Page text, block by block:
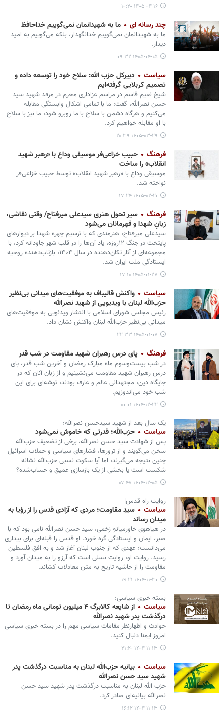
۱۴۰۵-۰۴-۱۶ ۱۰:۲۰
چند رسانه ای ما به شهیدانمان نمی‌گوییم خداحافظ
ما به شهیدانمان نمی‌گوییم خدانگهدار، بلکه می‌گوییم به امید
دیدار.
۱۴۰۵-۰۴-۱۵ ۰۹:۳۲
سیاست
دبیرکل حزب الله: سلاح خود را توسعه داده‌ و
تصمیم کربلایی گرفته‌ایم
شیخ نعیم قاسم در مراسم عزاداری محرم در مرقد شهید سید
حسن نصرالله، گفت: ما با تمامی اشکال وابستگی مقابله
می‌کنیم و هرگاه دشمن با سلاح با ما روبرو شود، ما نیز با سلاح
با او مقابله خواهیم کرد.
۱۴۰۵-۰۳-۲۹ ۲۰:۳۹
فرهنگ
حبیب خزاعی‌فر موسیقی وداع با «رهبر شهید
انقلاب» را ساخت
موسیقی وداع با «رهبر شهید انقلاب» توسط حبیب خزاعی‌فر
نواخته شد.
۱۴۰۵-۰۲-۲۰ ۱۷:۲۴
فرهنگ
سیر تحول هنری سیدعلی میرفتاح/ وقتی نقاشی،
زبانِ شهدا و قهرمانان می‌شود
سیدعلی میرفتاح، هنرمندی که با ترسیم چهره شهدا بر دیوارهای
پایتخت در جنگ ۱۲روزه، یاد آن‌ها را در قلب شهر جاودانه کرد، با
مجموعه‌ای از آثار تکان‌دهنده در سال ۱۴۰۴، بازتاب‌دهنده روحیه
ایستادگی ملت ایران شد.
۱۴۰۵-۰۱-۲۷ ۱۷:۱۰
سیاست
واکنش قالیباف به موفقیت‌های میدانی بی‌نظیر
حزب‌الله لبنان با ویدیویی از شهید نصرالله
رئیس مجلس شورای اسلامی با انتشار ویدئویی به موفقیت‌های
میدانی بی‌نظیر حزب‌الله لبنان واکنش نشان داد.
۱۴۰۵-۰۱-۰۷ ۲۲:۳۳
فرهنگ پای درس رهبران شهید مقاومت در شب قدر
در شب بیست‌وسوم ماه مبارک رمضان و آخرین شب قدر، پای
درس رهبران شهید مقاومت می‌نشینیم و از زبان آنان که در
جایگاه دین، مجتهدانی عالم و عارف بودند، توشه‌ای برای این
شب خود می‌اندوزیم.
۱۴۰۴-۱۲-۲۲ ۰۰:۰۱
یک سال بعد از شهید سیدحسن نصرالله؛
سیاست حزب‌الله؛ قدرتی که خاموش نمی‌شود
پس از شهادت سید حسن نصرالله، برخی از تضعیف حزب‌الله
سخن می‌گویند و از ترورها، فشارهای سیاسی و حملات اسرائیل
چنین نتیجه می‌گیرند، اما آیا سکوت نسبی حزب‌الله نشانه
شکست است یا بخشی از یک بازسازی عمیق و حساب‌شده؟
۱۴۰۴-۱۲-۰۵ ۰۷:۴۸
روایت راه قدس|
سیاست
سیدِ مقاومت؛ مردی که آزادی قدس را از رؤیا به
میدان رساند
در هیاهوی خاورمیانهِ زخمی، سید حسن نصرالله نامی بود که با
صبر، ایمان و ایستادگی گره خورد. او قدس را قبله‌ای برای بیداری
می‌دانست؛ عهدی که از جنوب لبنان آغاز شد و به افق فلسطین
رسید. روایت او، روایت نسلی است که آرزو را به میدان آورد و
مقاومت را از حاشیه تاریخ به متن معادلات کشاند.
۱۴۰۴-۱۱-۳۰ ۱۹:۲۱
بسته خبری سیاسی:
سیاست
از شایعه کالابرگ ۴ میلیون تومانی ماه رمضان تا
درگذشت پدر شهید نصرالله
حوادث و اظهارنظر مقامات سیاسی مهم را در بسته خبری سیاسی
امروز ایمنا دنبال کنید.
۱۴۰۴-۱۱-۱۳ ۲۱:۲۰
سیاست
بیانیه حزب‌الله لبنان به مناسبت درگذشت پدر
شهید سید حسن نصرالله
حزب الله لبنان به مناسبت درگذشت پدر شهید سید حسن
نصرالله بیانیه‌ای صادر کرد.